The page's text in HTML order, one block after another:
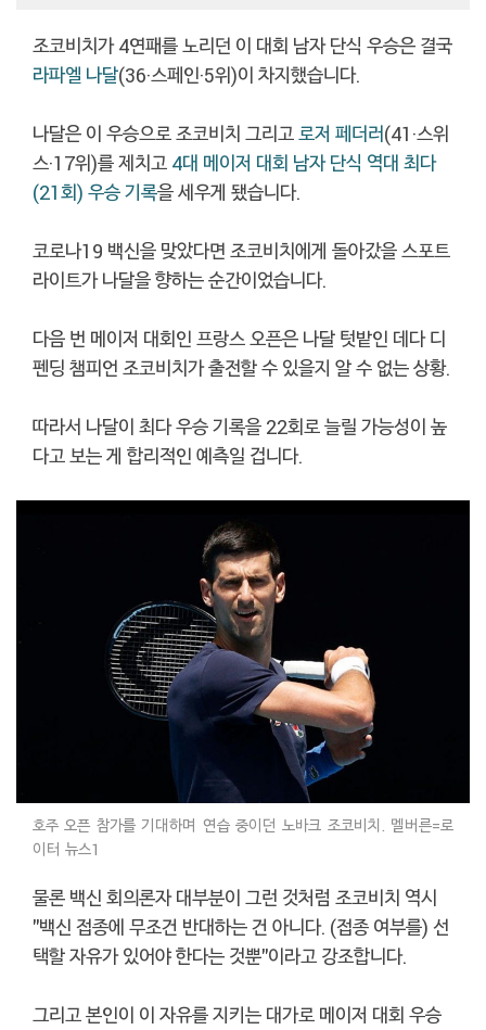
조코비치가 4연패를 노리던 이 대회 남자 단식 우승은 결국
라파엘 나달(36·스페인·5위)이 차지했습니다.
나달은 이 우승으로 조코비치 그리고로저 페더러(41·스위
스·17위)를 제치고 4대 메이저 대회 남자 단식 역대 최다
(21회) 우승 기록을 세우게 됐습니다.
코로나19 백신을 맞았다면 조코비치에게 돌아갔을 스포트
라이트가 나달을 향하는 순간이었습니다.
다음 번 메이저 대회인 프랑스 오픈은 나달 텃밭인 데다 디
펜딩 챔피언 조코비치가 출전할 수 있을지 알 수 없는 상황.
따라서 나달이 최다 우승 기록을 22회로 늘릴 가능성이 높
다고 보는 게 합리적인 예측일 겁니다.
호주 오픈 참가를 기대하며 연습 중이던 노바크 조코비치. 멜버른=로
이터 뉴스1
물론 백신 회의론자 대부분이 그런 것처럼 조코비치 역시
"백신 접종에 무조건 반대하는 건 아니다. (접종 여부를) 선
택할 자유가 있어야 한다는 것뿐"이라고 강조합니다.
그리고 본인이 이 자유를 지키는 대가로 메이저 대회 우승